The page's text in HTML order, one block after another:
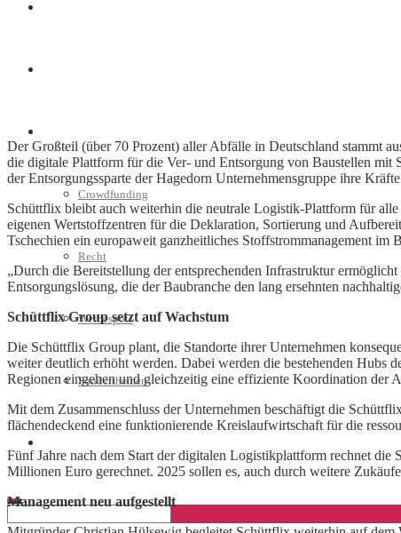
Crowdfunding
Recht
Werbespots
Sonderthemen
Der Großteil (über 70 Prozent) aller Abfälle in Deutschland stammt
die digitale Plattform für die Ver- und Entsorgung von Baustellen
der Entsorgungssparte der Hagedorn Unternehmensgruppe ihre
Schüttflix bleibt auch weiterhin die neutrale Logistik-Plattform für
eigenen Wertstoffzentren für die Deklaration, Sortierung und
Tschechien ein europaweit ganzheitliches Stoffstrommanagement im
„Durch die Bereitstellung der entsprechenden Infrastruktur
Entsorgungslösung, die der Baubranche den lang ersehnten
Schüttflix Group setzt auf Wachstum
Die Schüttflix Group plant, die Standorte ihrer Unternehmen
weiter deutlich erhöht werden. Dabei werden die bestehenden Hubs
Regionen eingehen und gleichzeitig eine effiziente Koordination der
Mit dem Zusammenschluss der Unternehmen beschäftigt die
flächendeckend eine funktionierende Kreislaufwirtschaft für die
Fünf Jahre nach dem Start der digitalen Logistikplattform rechnet
Millionen Euro gerechnet. 2025 sollen es, auch durch weitere
Management neu aufgestellt